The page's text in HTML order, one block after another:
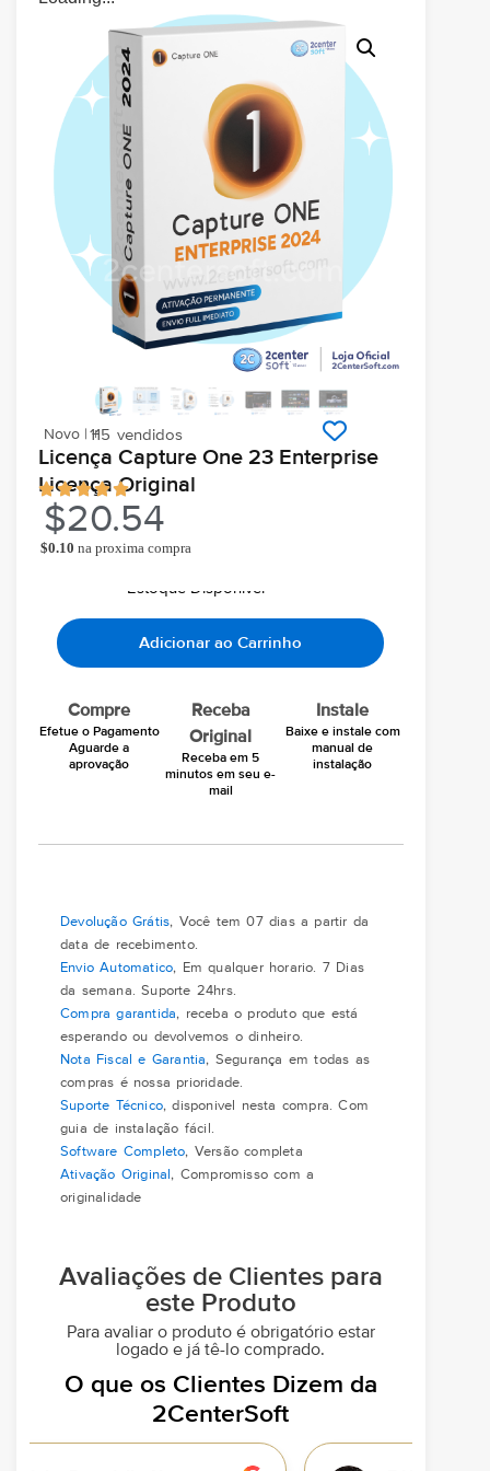
Novo | +115 vendidos
Licença Capture One 23 Enterprise
Licença Original
$20.54
Chegará grátis hoje
Ao comprar você ganha
Estoque Disponivel
Devolução Grátis, Você tem 07 dias a partir da
data de recebimento.
Envio Automatico, Em qualquer horario. 7 Dias
da semana. Suporte 24hrs.
Compra garantida, receba o produto que está
esperando ou devolvemos o dinheiro.
Nota Fiscal e Garantia, Segurança em todas as
compras é nossa prioridade.
Suporte Técnico, disponivel nesta compra. Com
guia de instalação fácil.
Software Completo, Versão completa
Ativação Original , Compromisso com a
originalidade
$0.10 na proxima compra
Adicionar ao Carrinho
Avaliações de Clientes para
este Produto
Para avaliar o produto é obrigatório estar
logado e já tê-lo comprado.
Compre
Efetue o Pagamento
Aguarde a
aprovação
Receba
Original
Receba em 5
minutos em seu e-
mail
Instale
Baixe e instale com
manual de
instalação
O que os Clientes Dizem da
2CenterSoft